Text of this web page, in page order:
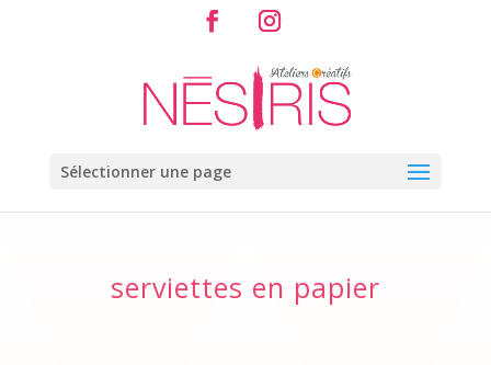
Sélectionner une page
serviettes en papier